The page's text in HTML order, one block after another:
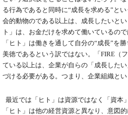
る行為であると同時に“成長を求める”と
会的動物のである以上は、成長したいと
ト」は、お金だけを求めて働いているので
「ヒト」は働きを通して自分の“成長”を
美徳であるという訳ではない。「FIRE（
ている以上は、企業が自らの「成長した
づける必要がある。つまり、企業組織と
最近では「ヒト」は資源ではなく「資本
「ヒト」は他の経営資源と異なり、意図